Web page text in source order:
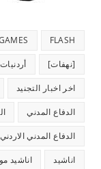
FLASH
[نهفات] أردنيات
اخر اخبار التجنيد
الدفاع المدني
الدفاع المدني
اناشيد اناشيد